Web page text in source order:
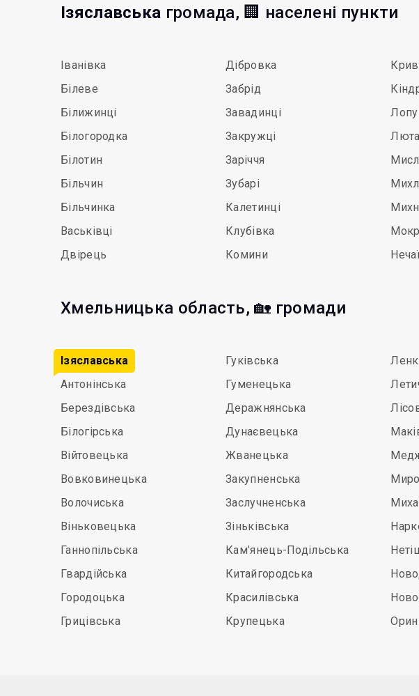
Ізяславська громада, 🏢 населені пункти
Іванівка
Білеве
Білижинці
Білогородка
Білотин
Більчин
Більчинка
Васьківці
Двірець
Дібровка
Забрід
Завадинці
Закружці
Заріччя
Зубарі
Калетинці
Клубівка
Комини
Хмельницька область, 🏡 громади
Ізяславська
Антонінська
Берездівська
Білогірська
Вiйтовецька
Вовковинецька
Волочиська
Віньковецька
Ганнопільська
Гвардійська
Городоцька
Грицівська
Гуківська
Гуменецька
Деражнянська
Дунаєвецька
Жванецька
Закупненська
Заслучненська
Зіньківська
Кам’янець-Подільська
Китайгородська
Красилівська
Крупецька